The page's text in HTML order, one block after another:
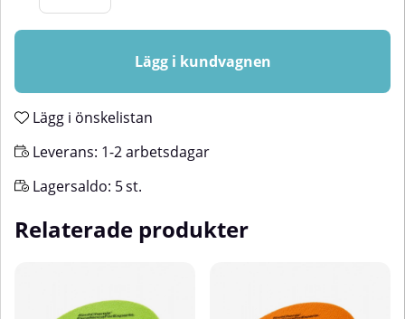
Lägg i kundvagnen
Lägg i önskelistan
Leverans: 1-2 arbetsdagar
Lagersaldo: 5st.
Relaterade produkter